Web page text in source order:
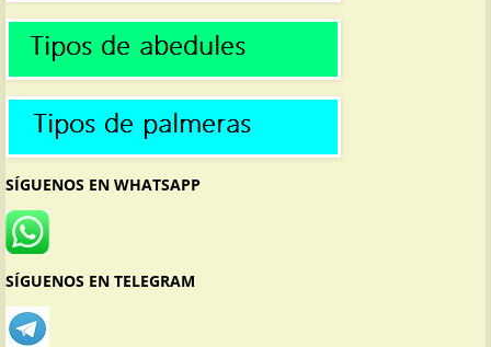
SÍGUENOS EN WHATSAPP
SÍGUENOS EN TELEGRAM